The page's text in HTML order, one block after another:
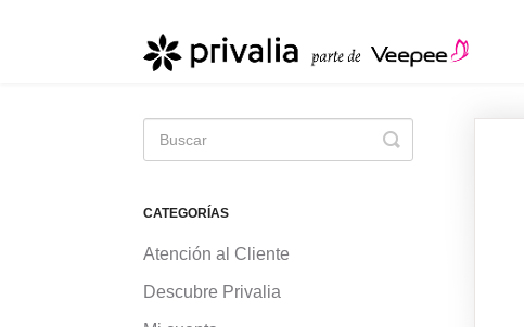
Toggle
Search
CATEGORÍAS
Atención al Cliente
Descubre Privalia